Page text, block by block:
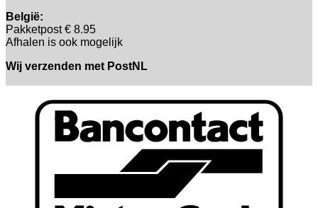
België:
Pakketpost € 8.95
Afhalen is ook mogelijk
Wij verzenden met PostNL